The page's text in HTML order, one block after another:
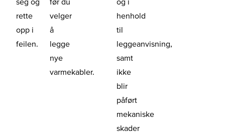
rette
opp i
feilen.
velger
å
legge
nye
varmekabler.
henhold
til
leggeanvisning,
samt
ikke
blir
påført
mekaniske
skader